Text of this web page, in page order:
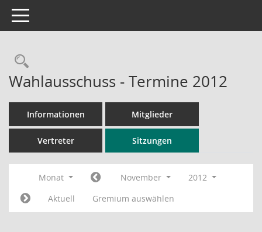
Toggle navigation
Rechercheauswahl
Wahlausschuss - Termine 2012
Informationen Mitglieder
Vertreter Sitzungen
Monat November
2012
Aktuell
Gremium auswählen